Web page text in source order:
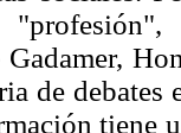
de
tiene